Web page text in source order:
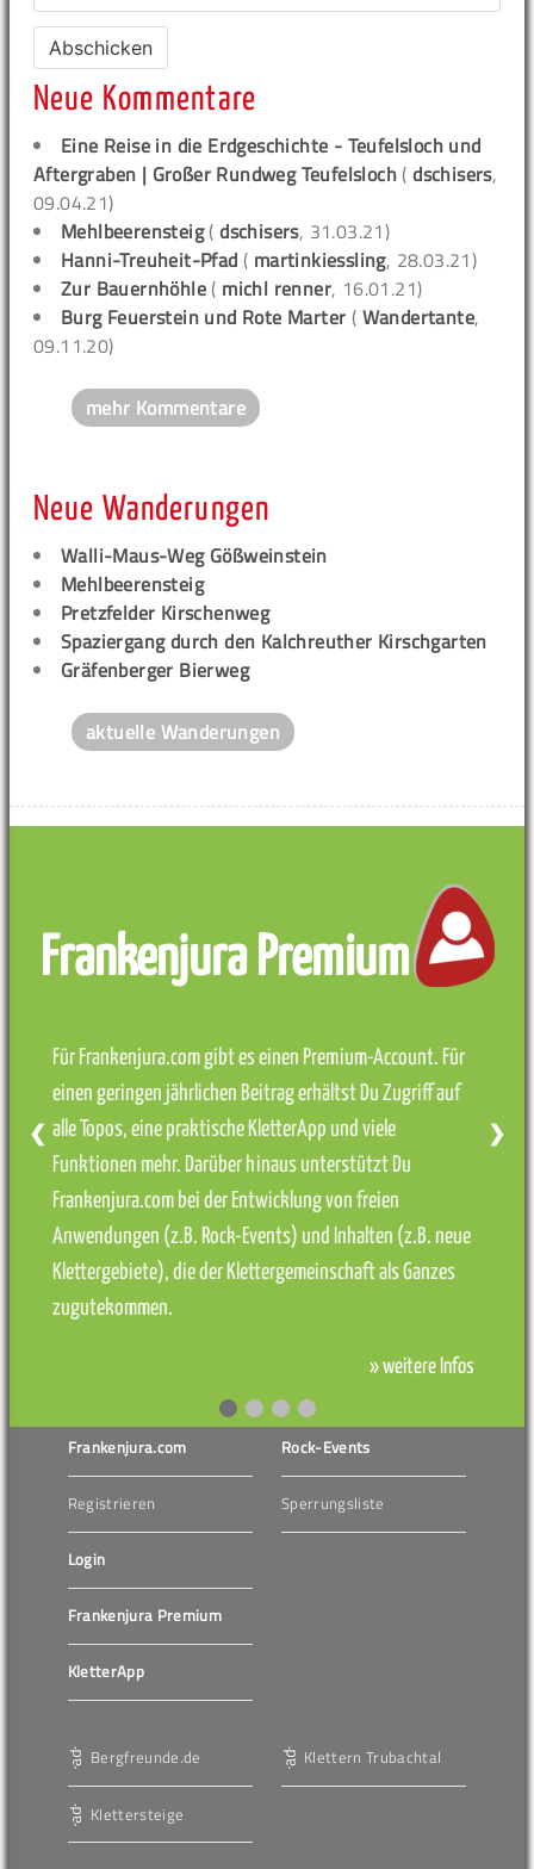
Neue Kommentare
Eine Reise in die Erdgeschichte - Teufelsloch und
Aftergraben | Großer Rundweg Teufelsloch (dschisers,
09.04.21)
Mehlbeerensteig(dschisers, 31.03.21)
Hanni-Treuheit-Pfad ( martinkiessling, 28.03.21)
Zur Bauernhöhle ( michl renner, 16.01.21)
Burg Feuerstein und Rote Marter ( Wandertante,
09.11.20)
mehr Kommentare
Neue Wanderungen
Walli-Maus-Weg Gößweinstein
Mehlbeerensteig
Pretzfelder Kirschenweg
Spaziergang durch den Kalchreuther Kirschgarten
Gräfenberger Bierweg
aktuelle Wanderungen
Frankenjura Premium
Für Frankenjura.com gibt es einen Premium-Account. Für
einen geringen jährlichen Beitrag erhältst Du Zugriff auf
alle Topos, eine praktische KletterApp und viele
Funktionen mehr. Darüber hinaus unterstützt Du
Frankenjura.com bei der Entwicklung von freien
Anwendungen (z.B. Rock-Events) und Inhalten (z.B. neue
Klettergebiete), die der Klettergemeinschaft als Ganzes
zugutekommen.
» weitere Infos
❮ ❯
Frankenjura.com
Registrieren
Login
Frankenjura Premium
KletterApp
Rock-Events
Sperrungsliste
Bergfreunde.de
Klettersteige
Klettern Trubachtal